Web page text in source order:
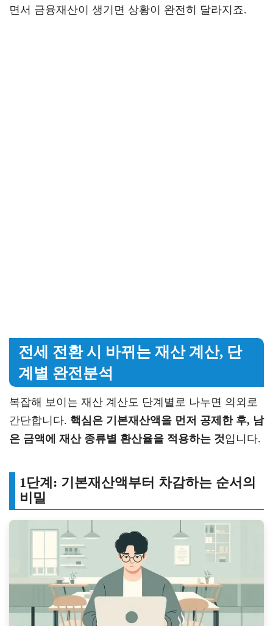
면서 금융재산이 생기면 상황이 완전히 달라지죠.
전세 전환 시 바뀌는 재산 계산, 단
계별 완전분석
복잡해 보이는 재산 계산도 단계별로 나누면 의외로
간단합니다. 핵심은 기본재산액을 먼저 공제한 후, 남
은 금액에 재산 종류별 환산율을 적용하는 것입니다.
1단계: 기본재산액부터 차감하는 순서의
비밀